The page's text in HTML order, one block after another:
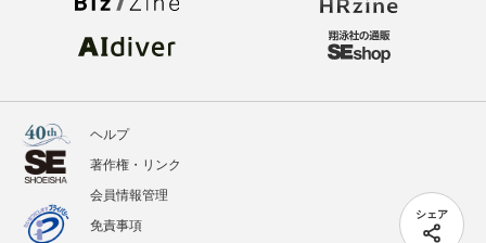
シェア
ヘルプ
著作権・リンク
会員情報管理
免責事項